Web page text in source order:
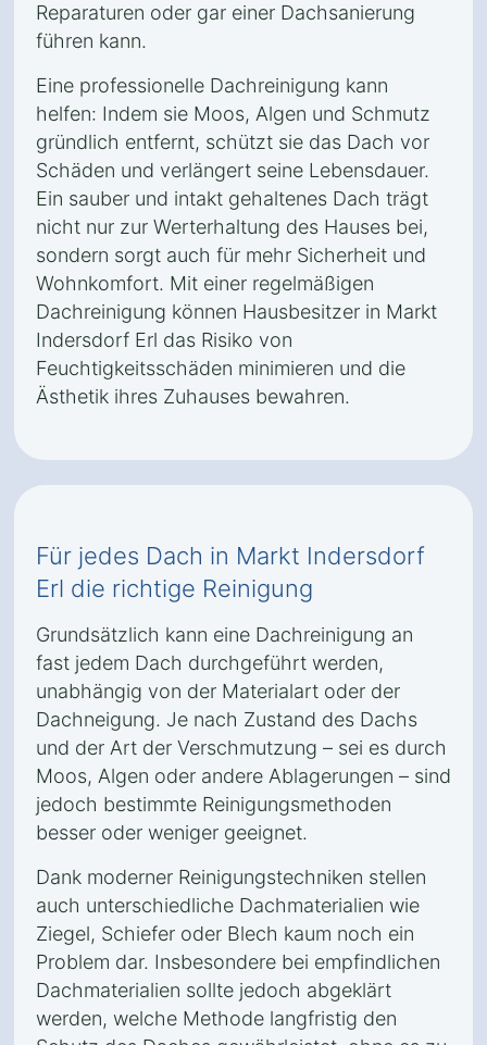
Reparaturen oder gar einer Dachsanierung
führen kann.
Eine professionelle Dachreinigung kann
helfen: Indem sie Moos, Algen und Schmutz
gründlich entfernt, schützt sie das Dach vor
Schäden und verlängert seine Lebensdauer.
Ein sauber und intakt gehaltenes Dach trägt
nicht nur zur Werterhaltung des Hauses bei,
sondern sorgt auch für mehr Sicherheit und
Wohnkomfort. Mit einer regelmäßigen
Dachreinigung können Hausbesitzer in Markt
Indersdorf Erl das Risiko von
Feuchtigkeitsschäden minimieren und die
Ästhetik ihres Zuhauses bewahren.
Für jedes Dach in Markt Indersdorf
Erl die richtige Reinigung
Grundsätzlich kann eine Dachreinigung an
fast jedem Dach durchgeführt werden,
unabhängig von der Materialart oder der
Dachneigung. Je nach Zustand des Dachs
und der Art der Verschmutzung – sei es durch
Moos, Algen oder andere Ablagerungen – sind
jedoch bestimmte Reinigungsmethoden
besser oder weniger geeignet.
Dank moderner Reinigungstechniken stellen
auch unterschiedliche Dachmaterialien wie
Ziegel, Schiefer oder Blech kaum noch ein
Problem dar. Insbesondere bei empfindlichen
Dachmaterialien sollte jedoch abgeklärt
werden, welche Methode langfristig den